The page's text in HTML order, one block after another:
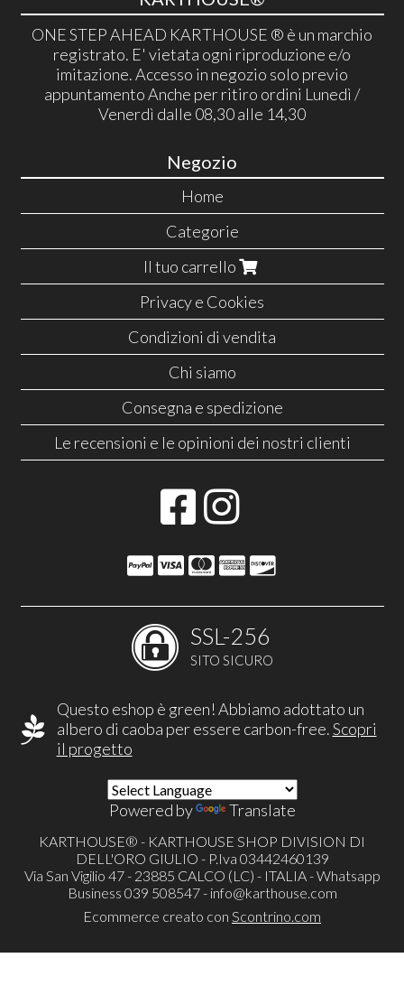
ONE STEP AHEAD KARTHOUSE ® è un marchio
registrato. E' vietata ogni riproduzione e/o
imitazione. Accesso in negozio solo previo
appuntamento Anche per ritiro ordini Lunedì /
Venerdì dalle 08,30 alle 14,30
Negozio
Home
Categorie
Il tuo carrello
Privacy e Cookies
Condizioni di vendita
Chi siamo
Consegna e spedizione
Le recensioni e le opinioni dei nostri clienti
SSL-256
SITO SICURO
Questo eshop è green! Abbiamo adottato un
albero di caoba per essere carbon-free.Scopri
il progetto
Powered by Translate
KARTHOUSE® - KARTHOUSE SHOP DIVISION DI
DELL'ORO GIULIO - P.Iva 03442460139
Via San Vigilio 47 - 23885 CALCO (LC) - ITALIA - Whatsapp
Business 039 508547 - info@karthouse.com
Ecommerce creato con Scontrino.com